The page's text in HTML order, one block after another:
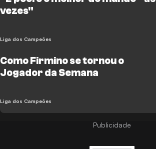
vezes"
Liga dos Campeões
Como Firmino se tornou o
Jogador da Semana
Liga dos Campeões